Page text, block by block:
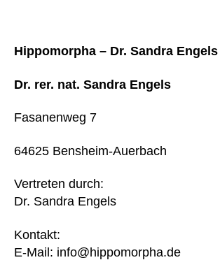
Hippomorpha – Dr. Sandra Engels
Dr. rer. nat. Sandra Engels
Fasanenweg 7
64625 Bensheim-Auerbach
Vertreten durch:
Dr. Sandra Engels
Kontakt:
E‑Mail: info@hippomorpha.de